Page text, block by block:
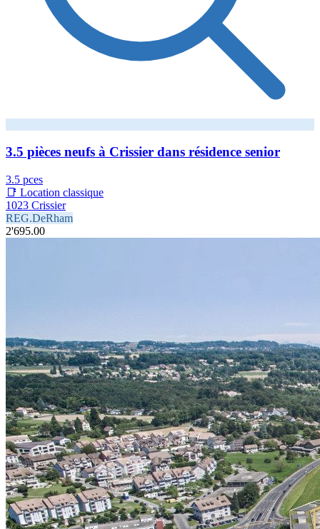
3.5 pièces neufs à Crissier dans résidence senior
3.5 pces
📑 Location classique
1023 Crissier
REG.DeRham
2'695.00